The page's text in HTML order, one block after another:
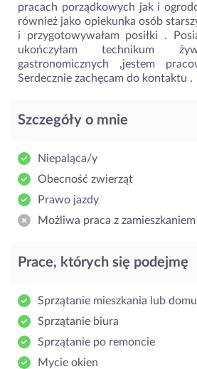
pracach porządkowych jak i
również jako opiekunka osób
i przygotowywałam posiłki .
ukończyłam technikum
gastronomicznych ,jestem
Serdecznie zachęcam do kontaktu .
Szczegóły o mnie
Niepaląca/y
Obecność zwierząt
Prawo jazdy
Możliwa praca z zamieszkaniem
Prace, których się podejmę
Sprzątanie mieszkania lub domu
Sprzątanie biura
Sprzątanie po remoncie
Mycie okien